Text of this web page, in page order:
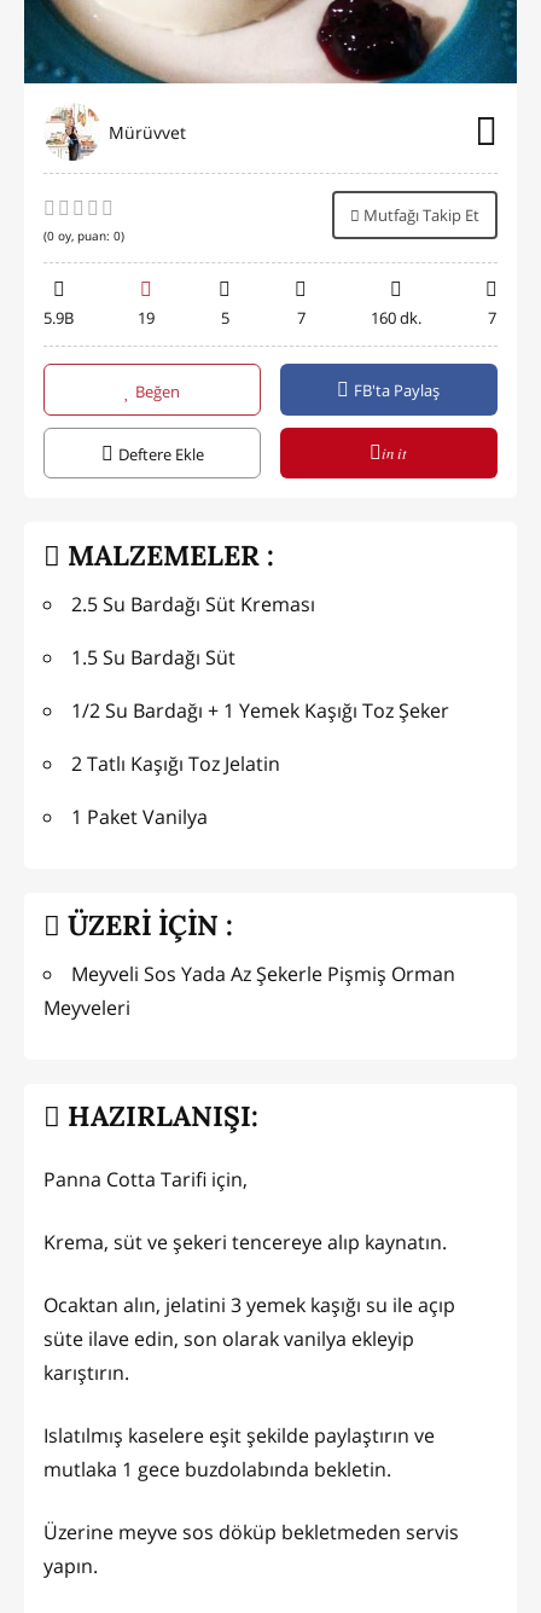
Mürüvvet
(0 oy, puan: 0)
Mutfağı Takip Et
5.9B 19 5 7 160 dk. 7
Beğen FB'ta Paylaş
Deftere Ekle in it
MALZEMELER :
2.5 Su Bardağı Süt Kreması
1.5 Su Bardağı Süt
1/2 Su Bardağı + 1 Yemek Kaşığı Toz Şeker
2 Tatlı Kaşığı Toz Jelatin
1 Paket Vanilya
ÜZERİ İÇİN :
Meyveli Sos Yada Az Şekerle Pişmiş Orman
Meyveleri
HAZIRLANIŞI:
Panna Cotta Tarifi için,
Krema, süt ve şekeri tencereye alıp kaynatın.
Ocaktan alın, jelatini 3 yemek kaşığı su ile açıp
süte ilave edin, son olarak vanilya ekleyip
karıştırın.
Islatılmış kaselere eşit şekilde paylaştırın ve
mutlaka 1 gece buzdolabında bekletin.
Üzerine meyve sos döküp bekletmeden servis
yapın.